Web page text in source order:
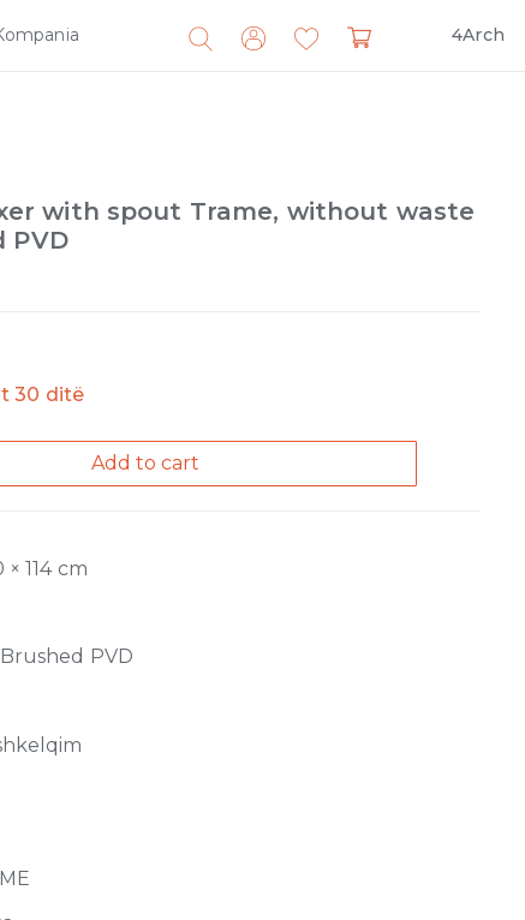
4Arch
Search
for:
with spout Trame, without waste
PVD
30 ditë
Add to cart
× 114 cm
PVD